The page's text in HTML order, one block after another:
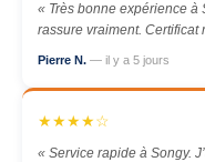
« Très bonne expérience à
rassure vraiment. Certificat
Pierre N. — il y a 5 jours
★★★★☆
« Service rapide à Songy.